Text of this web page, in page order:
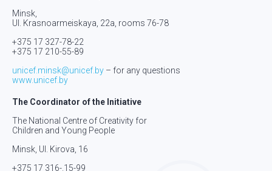
Minsk,
Ul. Krasnoarmeiskaya, 22а, rooms 76-78
+375 17 327-78-22
+375 17 210-55-89
unicef.minsk@unicef.by – for any questions
www.unicef.by
The Coordinator of the Initiative
The National Centre of Creativity for
Children and Young People
Minsk, Ul. Kirova, 16
+375 17 316-.15-99